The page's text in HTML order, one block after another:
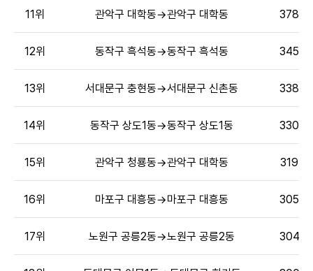
11위 관악구 대학동→관악구 대학동 378명
12위 동작구 흑석동→동작구 흑석동 345명
13위 서대문구 충현동→서대문구 신촌동 338명
14위 동작구 상도1동→동작구 상도1동 330명
15위 관악구 청룡동→관악구 대학동 319명
16위 마포구 대흥동→마포구 대흥동 305명
17위 노원구 공릉2동→노원구 공릉2동 304명